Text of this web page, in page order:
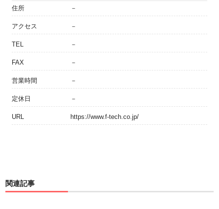
住所 －
アクセス －
TEL －
FAX －
営業時間 －
定休日 －
URL https://www.f-tech.co.jp/
関連記事